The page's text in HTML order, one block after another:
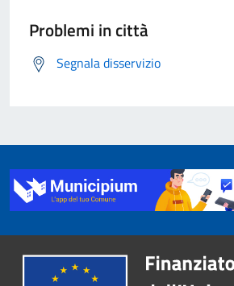
Problemi in città
Segnala disservizio